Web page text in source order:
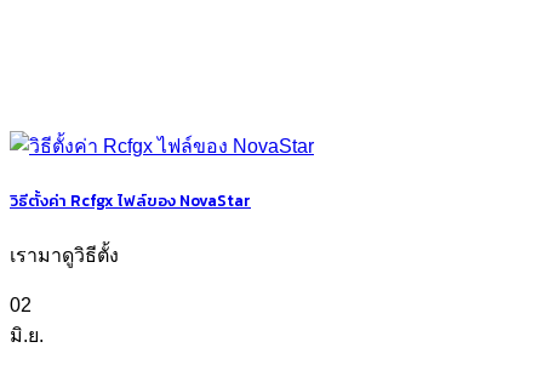
วิธีตั้งค่า Rcfgx ไฟล์ของ NovaStar
เรามาดูวิธีตั้ง
02
มิ.ย.